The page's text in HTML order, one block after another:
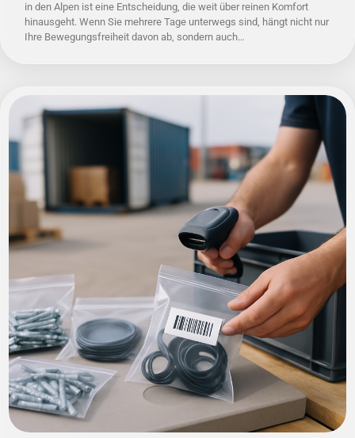
in den Alpen ist eine Entscheidung, die weit über reinen Komfort
hinausgeht. Wenn Sie mehrere Tage unterwegs sind, hängt nicht nur
Ihre Bewegungsfreiheit davon ab, sondern auch…